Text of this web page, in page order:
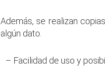
Además, se realizan
algún dato.
– Facilidad de uso y